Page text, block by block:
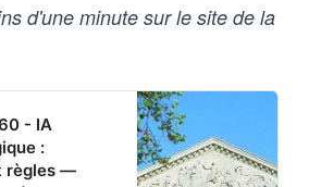
d'une minute sur le site de la
- IA
:
règles —